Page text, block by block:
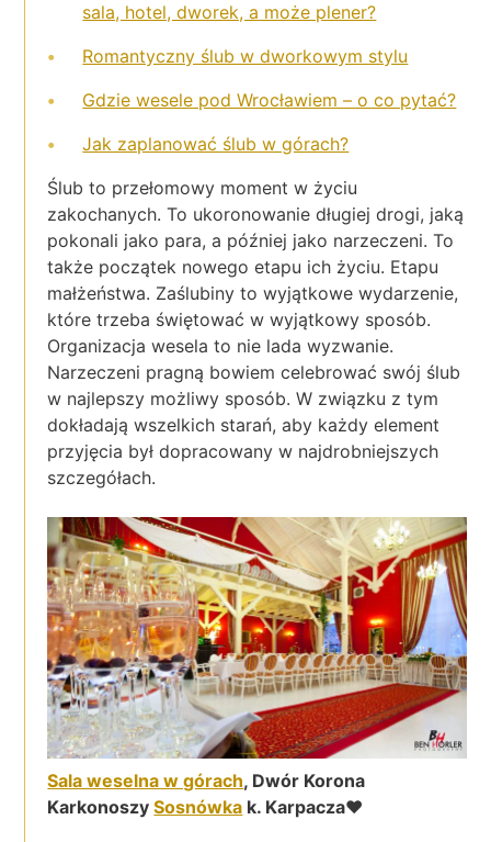
sala, hotel, dworek, a może plener?
Romantyczny ślub w dworkowym stylu
Gdzie wesele pod Wrocławiem – o co pytać?
Jak zaplanować ślub w górach?
Ślub to przełomowy moment w życiu
zakochanych. To ukoronowanie długiej drogi, jaką
pokonali jako para, a później jako narzeczeni. To
także początek nowego etapu ich życiu. Etapu
małżeństwa. Zaślubiny to wyjątkowe wydarzenie,
które trzeba świętować w wyjątkowy sposób.
Organizacja wesela to nie lada wyzwanie.
Narzeczeni pragną bowiem celebrować swój ślub
w najlepszy możliwy sposób. W związku z tym
dokładają wszelkich starań, aby każdy element
przyjęcia był dopracowany w najdrobniejszych
szczegółach.
Sala weselna w górach, Dwór Korona
KarkonoszySosnówka k. Karpacza♥